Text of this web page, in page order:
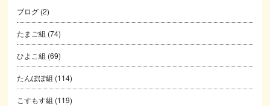
ブログ (2)
たまご組 (74)
ひよこ組 (69)
たんぽぽ組 (114)
こすもす組 (119)